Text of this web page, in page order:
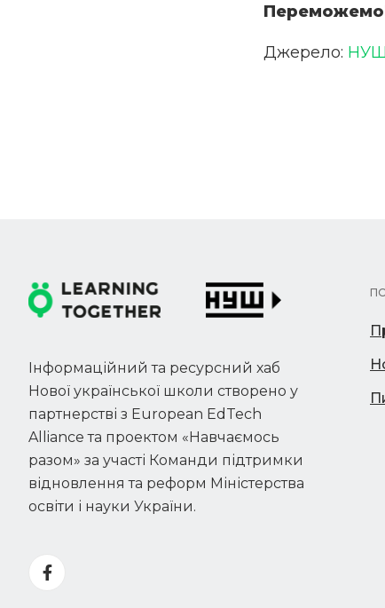
Джерело: НУШ
Інформаційний та ресурсний хаб
Нової української школи створено у
партнерстві з European EdTech
Alliance та проектом «Навчаємось
разом» за участі Команди підтримки
відновлення та реформ Міністерства
освіти і науки України.